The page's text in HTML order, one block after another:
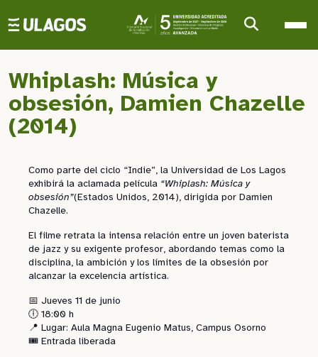
Ulagos Template
Whiplash: Música y
obsesión, Damien Chazelle
(2014)
Como parte del ciclo “Indie”, la Universidad de Los Lagos
exhibirá la aclamada película “Whiplash: Música y
obsesión”(Estados Unidos, 2014), dirigida por Damien
Chazelle.
El filme retrata la intensa relación entre un joven baterista
de jazz y su exigente profesor, abordando temas como la
disciplina, la ambición y los límites de la obsesión por
alcanzar la excelencia artística.
📅 Jueves 11 de junio
🕕 18:00 h
📍 Lugar: Aula Magna Eugenio Matus, Campus Osorno
🎟️ Entrada liberada